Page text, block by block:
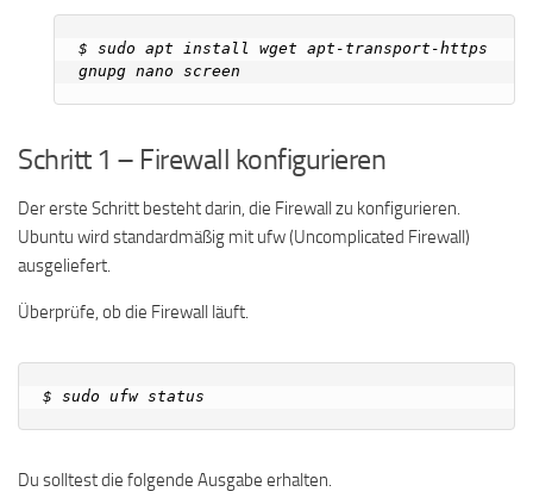
$ sudo apt install wget apt-transport-https
Schritt 1 – Firewall konfigurieren
Der erste Schritt besteht darin, die Firewall zu konfigurieren.
Ubuntu wird standardmäßig mit ufw (Uncomplicated Firewall)
ausgeliefert.
Überprüfe, ob die Firewall läuft.
Du solltest die folgende Ausgabe erhalten.